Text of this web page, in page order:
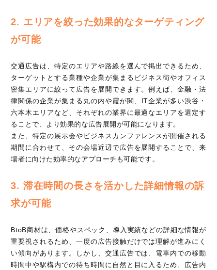
2. エリアを絞った効果的なターゲティング
が可能
交通広告は、特定のエリアや路線を選んで掲出できるため、
ターゲットとする業種や企業が集まるビジネス街やオフィス
密集エリアに絞って広告を展開できます。例えば、金融・法
律関係の企業が集まる丸の内や霞が関、IT企業が多い渋谷・
六本木エリアなど、それぞれの業界に最適なエリアを選定す
ることで、より効果的な広告展開が可能になります。
また、特定の展示会やビジネスカンファレンスが開催される
期間に合わせて、その会場近辺で広告を展開することで、来
場者に向けた効率的なアプローチも可能です。
3. 滞在時間の長さを活かした詳細情報の訴
求が可能
BtoB商材は、価格やスペック、導入実績などの詳細な情報が
重要視されるため、一度の広告接触だけでは理解が進みにく
い傾向があります。しかし、交通広告では、電車内での移動
時間中や駅構内での待ち時間に自然と目に入るため、広告内